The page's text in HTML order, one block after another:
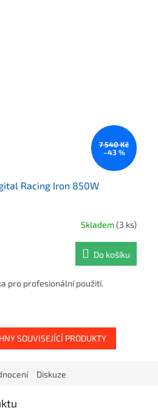
7 540 Kč
–43 %
Racing Iron 850W
Skladem(3 ks)
Do košíku
pro profesionální použití.
SOUVISEJÍCÍ PRODUKTY
Diskuze